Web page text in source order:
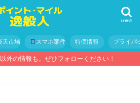
search
天市場 スマホ案件 特価情報 プライバ
外の情報も。ぜひフォローください！